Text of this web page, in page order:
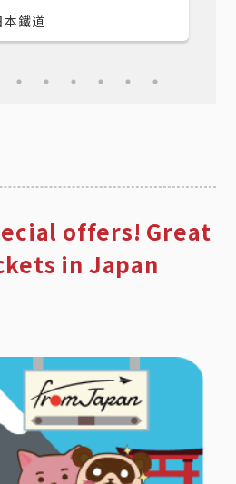
本鐵道
offers! Great
in Japan